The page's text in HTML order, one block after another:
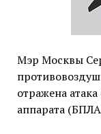
Мэр Москвы
отражена
аппарата